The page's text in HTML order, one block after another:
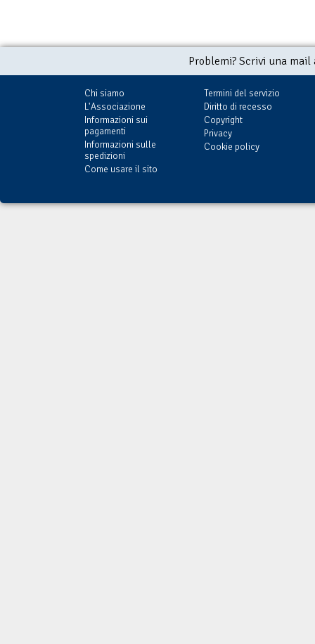
Problemi? Scrivi una
Chi siamo
L'Associazione
Informazioni sui
pagamenti
Informazioni sulle
spedizioni
Come usare il sito
Termini del servizio
Diritto di recesso
Copyright
Privacy
Cookie policy